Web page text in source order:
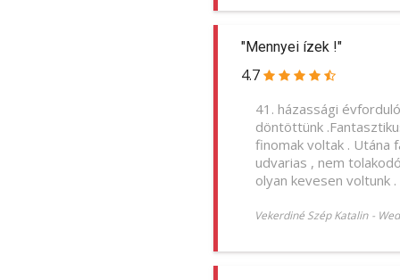
"Mennyei ízek !"
4.7
41. házassági
döntöttünk
finomak voltak . Utána
udvarias , nem
olyan kevesen voltunk .
Vekerdiné Szép Katalin -